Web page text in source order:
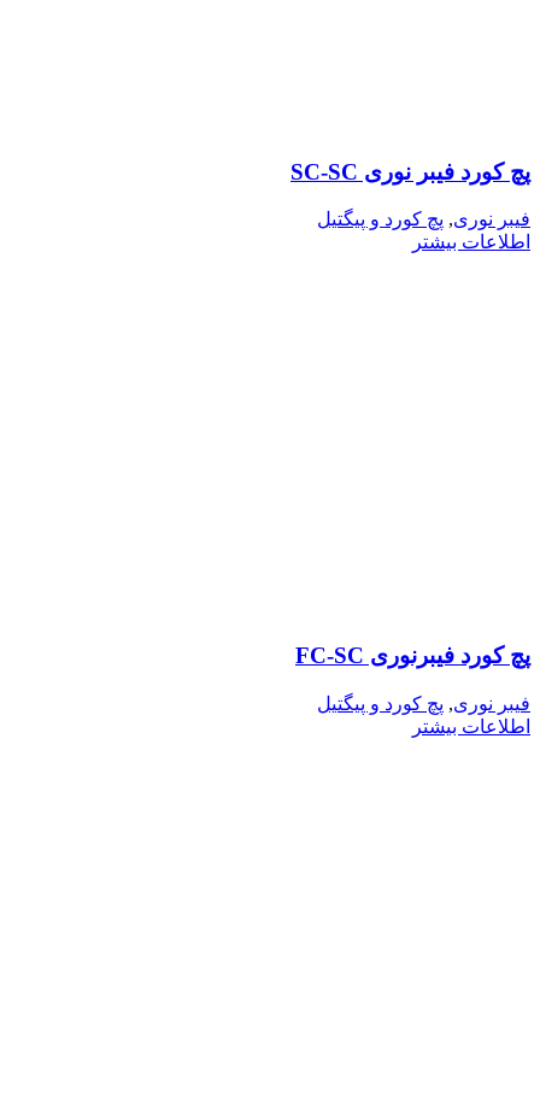
پچ کورد فیبر نوری SC-SC
فیبر نوری, پچ کورد و پیگتیل
اطلاعات بیشتر
پچ کورد فیبرنوری FC-SC
فیبر نوری, پچ کورد و پیگتیل
اطلاعات بیشتر